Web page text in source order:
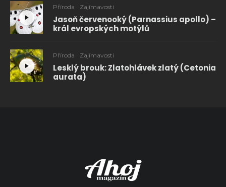
Příroda Zajímavosti
Jasoň červenooký (Parnassius apollo) –
král evropských motýlů
Příroda Zajímavosti
Lesklý brouk: Zlatohlávek zlatý (Cetonia
aurata)